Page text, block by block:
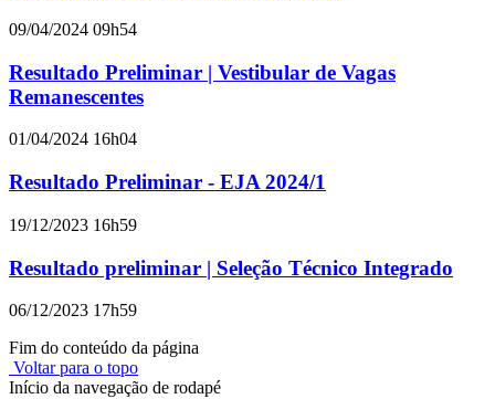
09/04/2024 09h54
Resultado Preliminar | Vestibular de Vagas
Remanescentes
01/04/2024 16h04
Resultado Preliminar - EJA 2024/1
19/12/2023 16h59
Resultado preliminar | Seleção Técnico Integrado
06/12/2023 17h59
Fim do conteúdo da página
Voltar para o topo
Início da navegação de rodapé